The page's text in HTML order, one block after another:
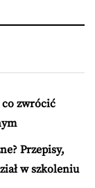
zwrócić
Przepisy,
w szkoleniu